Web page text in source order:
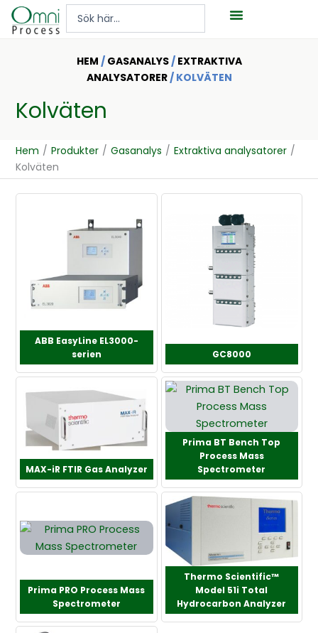
Hoppa
Search
HEM / GASANALYS/ EXTRAKTIVA
ANALYSATORER/ KOLVÄTEN
Kolväten
Hem / Produkter / Gasanalys / Extraktiva analysatorer /
Kolväten
ABB EasyLine EL3000-
serien
GC8000
MAX-iR FTIR Gas Analyzer
Prima BT Bench Top
Process Mass
Spectrometer
Prima PRO Process Mass
Spectrometer
Thermo Scientific™
Model 51i Total
Hydrocarbon Analyzer